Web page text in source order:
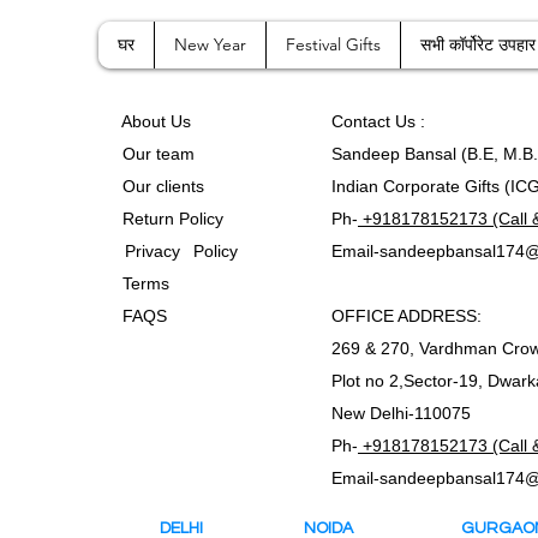
घर New Year Festival Gifts सभी कॉर्पोरेट उपहार
About Us
Our team
Our clients
Return Policy
Privacy Policy
Terms
FAQS
Contact Us :
Sandeep Bansal (B.E,
Indian Corporate Gifts
Ph- +918178152173 (Call
Email-
OFFICE ADDRESS:
269 & 270, Vardhman
Plot no 2,Sector-19,
New Delhi-110075
Ph- +918178152173 (Call
Email-
DELHI NOIDA